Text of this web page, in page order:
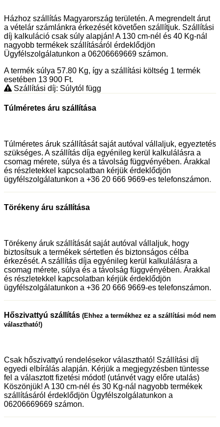
Házhoz szállítás Magyarország területén. A megrendelt árut
a vételár számlánkra érkezését követően szállítjuk. Szállítási
díj kalkuláció csak súly alapján! A 130 cm-nél és 40 Kg-nál
nagyobb termékek szállításáról érdeklődjön
Ügyfélszolgálatunkon a 06206669669 számon.
A termék súlya 57.80 Kg, így a szállítási költség 1 termék
esetében 13 900 Ft.
Szállítási díj: Súlytól függ
Túlméretes áru szállítása
Túlméretes áruk szállítását saját autóval vállaljuk, egyeztetés
szükséges. A szállítás díja egyénileg kerül kalkulálásra a
csomag mérete, súlya és a távolság függvényében. Árakkal
és részletekkel kapcsolatban kérjük érdeklődjön
ügyfélszolgálatunkon a +36 20 666 9669-es telefonszámon.
Törékeny áru szállítása
Törékeny áruk szállítását saját autóval vállaljuk, hogy
biztosítsuk a termékek sértetlen és biztonságos célba
érkezését. A szállítás díja egyénileg kerül kalkulálásra a
csomag mérete, súlya és a távolság függvényében. Árakkal
és részletekkel kapcsolatban kérjük érdeklődjön
ügyfélszolgálatunkon a +36 20 666 9669-es telefonszámon.
Hőszivattyú szállítás (Ehhez a termékhez ez a szállítási mód nem
választható!)
Csak hőszivattyú rendelésekor választható! Szállítási díj
egyedi elbírálás alapján. Kérjük a megjegyzésben tüntesse
fel a választott fizetési módot! (utánvét vagy előre utalás)
Köszönjük! A 130 cm-nél és 30 Kg-nál nagyobb termékek
szállításáról érdeklődjön Ügyfélszolgálatunkon a
06206669669 számon.